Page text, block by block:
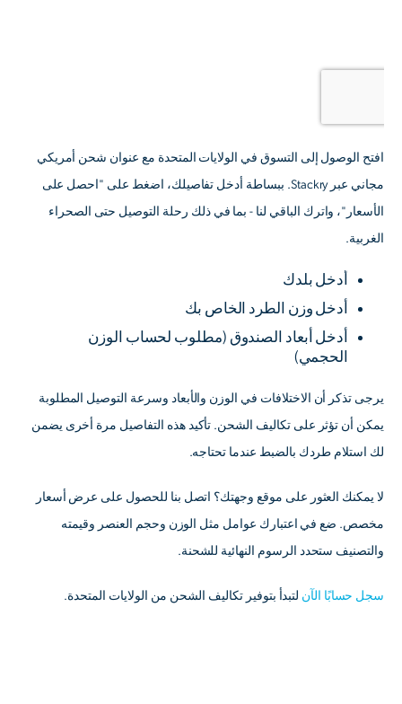
افتح الوصول إلى التسوق في الولايات المتحدة مع عنوان شحن أمريكي
مجاني عبر Stackry. ببساطة أدخل تفاصيلك، اضغط على "احصل على
الأسعار"، واترك الباقي لنا - بما في ذلك رحلة التوصيل حتى الصحراء
الغربية.
أدخل بلدك
أدخل وزن الطرد الخاص بك
أدخل أبعاد الصندوق (مطلوب لحساب الوزن
الحجمي)
يرجى تذكر أن الاختلافات في الوزن والأبعاد وسرعة التوصيل المطلوبة
يمكن أن تؤثر على تكاليف الشحن. تأكيد هذه التفاصيل مرة أخرى يضمن
لك استلام طردك بالضبط عندما تحتاجه.
لا يمكنك العثور على موقع وجهتك؟ اتصل بنا للحصول على عرض أسعار
مخصص. ضع في اعتبارك عوامل مثل الوزن وحجم العنصر وقيمته
والتصنيف ستحدد الرسوم النهائية للشحنة.
سجل حسابًا الآن لتبدأ بتوفير تكاليف الشحن من الولايات المتحدة.